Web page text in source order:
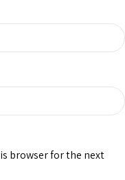
browser for the next